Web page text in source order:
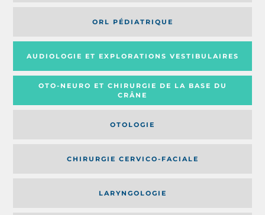
ORL PÉDIATRIQUE
AUDIOLOGIE ET EXPLORATIONS VESTIBULAIRES
OTO-NEURO ET CHIRURGIE DE LA BASE DU
CRÂNE
OTOLOGIE
CHIRURGIE CERVICO-FACIALE
LARYNGOLOGIE